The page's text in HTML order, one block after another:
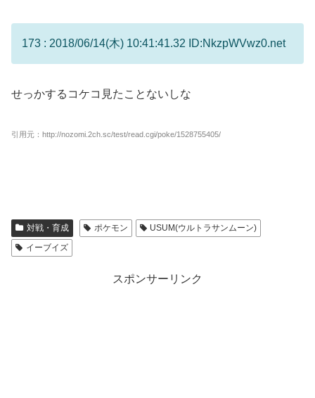
173 : 2018/06/14(木) 10:41:41.32 ID:NkzpWVwz0.net
せっかするコケコ見たことないしな
引用元：http://nozomi.2ch.sc/test/read.cgi/poke/1528755405/
対戦・育成 ポケモン
USUM(ウルトラサンムーン)
イーブイズ
スポンサーリンク